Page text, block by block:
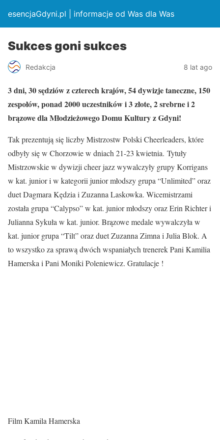
esencjaGdyni.pl | informacje od Was dla Was
Sukces goni sukces
Redakcja 8 lat ago
3 dni, 30 sędziów z czterech krajów, 54 dywizje taneczne, 150
zespołów, ponad 2000 uczestników i 3 złote, 2 srebrne i 2
brązowe dla Młodzieżowego Domu Kultury z Gdyni!
Tak prezentują się liczby Mistrzostw Polski Cheerleaders, które
odbyły się w Chorzowie w dniach 21-23 kwietnia. Tytuły
Mistrzowskie w dywizji cheer jazz wywalczyły grupy Korrigans
w kat. junior i w kategorii junior młodszy grupa “Unlimited” oraz
duet Dagmara Kędzia i Zuzanna Laskowka. Wicemistrzami
została grupa “Calypso” w kat. junior młodszy oraz Erin Richter i
Julianna Sykuła w kat. junior. Brązowe medale wywalczyła w
kat. junior grupa “Tilt” oraz duet Zuzanna Zimna i Julia Blok. A
to wszystko za sprawą dwóch wspaniałych trenerek Pani Kamilia
Hamerska i Pani Moniki Poleniewicz. Gratulacje !
Film Kamila Hamerska